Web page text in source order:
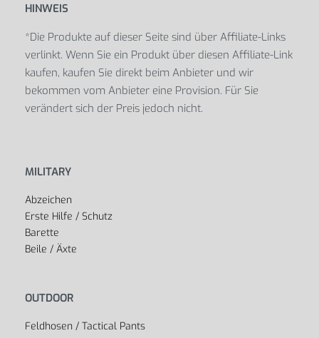
HINWEIS
*Die Produkte auf dieser Seite sind über Affiliate-Links
verlinkt. Wenn Sie ein Produkt über diesen Affiliate-Link
kaufen, kaufen Sie direkt beim Anbieter und wir
bekommen vom Anbieter eine Provision. Für Sie
verändert sich der Preis jedoch nicht.
MILITARY
Abzeichen
Erste Hilfe / Schutz
Barette
Beile / Äxte
OUTDOOR
Feldhosen / Tactical Pants